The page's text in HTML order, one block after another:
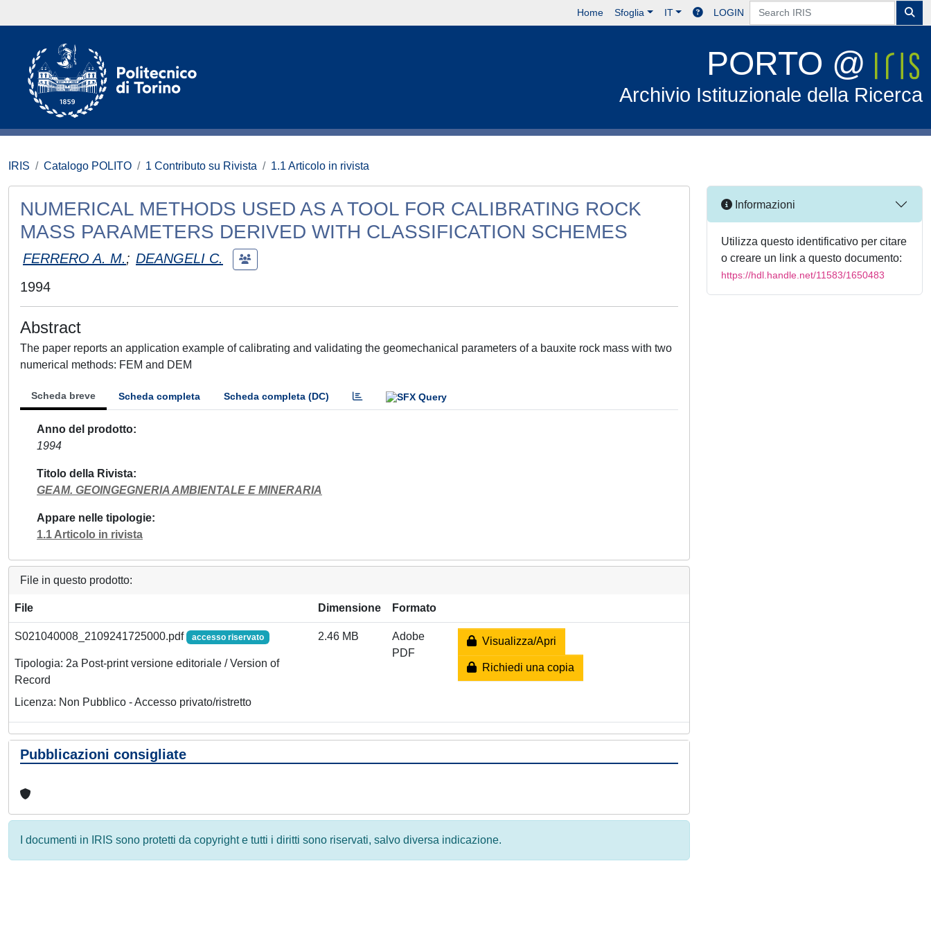
Home Sfoglia IT LOGIN
PORTO @
Archivio Istituzionale della Ricerca
IRIS Catalogo POLITO 1 Contributo su Rivista 1.1 Articolo in rivista
NUMERICAL METHODS USED AS A TOOL FOR CALIBRATING ROCK
MASS PARAMETERS DERIVED WITH CLASSIFICATION SCHEMES
FERRERO A. M.; DEANGELI C.
1994
Abstract
The paper reports an application example of calibrating and validating the geomechanical parameters of a bauxite rock mass with two
numerical methods: FEM and DEM
Scheda breve Scheda completa Scheda completa (DC)
Anno del prodotto
1994
Titolo della Rivista
GEAM. GEOINGEGNERIA AMBIENTALE E MINERARIA
Appare nelle tipologie
1.1 Articolo in rivista
File in questo prodotto:
File Dimensione Formato
S021040008_2109241725000.pdf accesso riservato
Tipologia: 2a Post-print versione editoriale / Version of
Record
Licenza: Non Pubblico - Accesso privato/ristretto
2.46 MB
Adobe
PDF
Visualizza/Apri
Richiedi una copia
Pubblicazioni consigliate
I documenti in IRIS sono protetti da copyright e tutti i diritti sono riservati, salvo diversa indicazione.
Informazioni
Utilizza questo identificativo per citare
o creare un link a questo documento:
https://hdl.handle.net/11583/1650483